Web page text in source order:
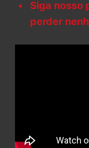
Siga nosso
perder